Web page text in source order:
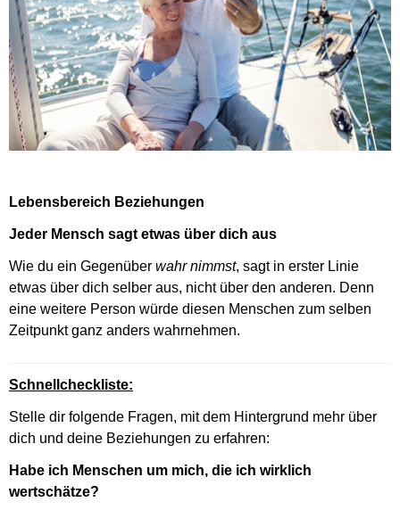
Lebensbereich Beziehungen
Jeder Mensch sagt etwas über dich aus
Wie du ein Gegenüber wahr nimmst, sagt in erster Linie
etwas über dich selber aus, nicht über den anderen. Denn
eine weitere Person würde diesen Menschen zum selben
Zeitpunkt ganz anders wahrnehmen.
Schnellcheckliste:
Stelle dir folgende Fragen, mit dem Hintergrund mehr über
dich und deine Beziehungen zu erfahren:
Habe ich Menschen um mich, die ich wirklich
wertschätze?